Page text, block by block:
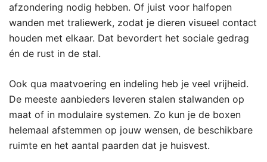
afzondering nodig hebben. Of juist voor halfopen
wanden met traliewerk, zodat je dieren visueel contact
houden met elkaar. Dat bevordert het sociale gedrag
én de rust in de stal.
Ook qua maatvoering en indeling heb je veel vrijheid.
De meeste aanbieders leveren stalen stalwanden op
maat of in modulaire systemen. Zo kun je de boxen
helemaal afstemmen op jouw wensen, de beschikbare
ruimte en het aantal paarden dat je huisvest.